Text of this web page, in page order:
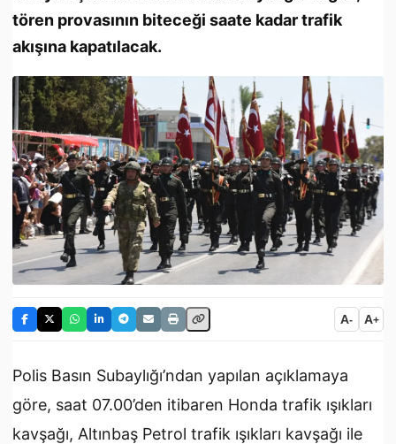
tören provasının biteceği saate kadar trafik
akışına kapatılacak.
A- A+
Polis Basın Subaylığı’ndan yapılan açıklamaya
göre, saat 07.00’den itibaren Honda trafik ışıkları
kavşağı, Altınbaş Petrol trafik ışıkları kavşağı ile